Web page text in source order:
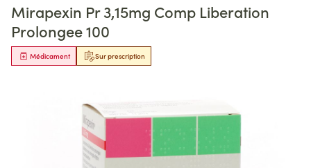
Mirapexin Pr 3,15mg Comp Liberation
Prolongee 100
Sur prescription
Médicament